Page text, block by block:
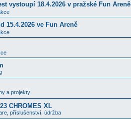
vystoupí 18.4.2026 v pražské Fun Areně
15.4.2026 ve Fun Areně
a projekty
CHROMES XL
příslušenství, údržba